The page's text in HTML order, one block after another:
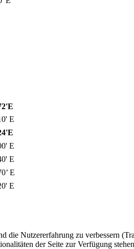
E
E
E
E
E
die Nutzererfahrung zu verbessern
der Seite zur Verfügung